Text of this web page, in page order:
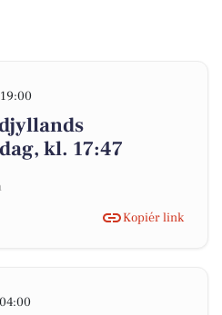
kl. 17:47
Kopiér link